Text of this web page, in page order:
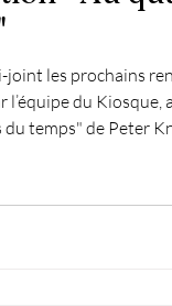
joint les prochains
l’équipe du Kiosque,
de Peter Knapp. Les
photographe,
de sa vision de